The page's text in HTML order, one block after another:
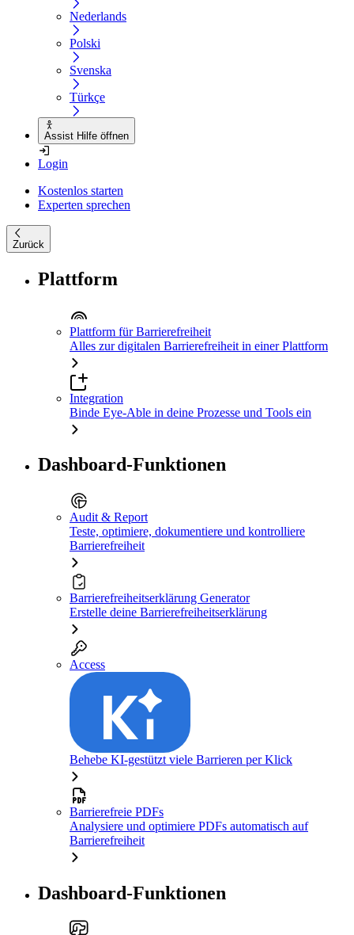
Nederlands
Polski
Svenska
Türkçe
Assist Hilfe öffnen
Login
Kostenlos starten
Experten sprechen
Zurück
Plattform
Plattform für Barrierefreiheit
Alles zur digitalen Barrierefreiheit in einer Plattform
Integration
Binde Eye-Able in deine Prozesse und Tools ein
Dashboard-Funktionen
Audit & Report
Teste, optimiere, dokumentiere und kontrolliere
Barrierefreiheit
Barrierefreiheitserklärung Generator
Erstelle deine Barrierefreiheitserklärung
Access
Behebe KI-gestützt viele Barrieren per Klick
Barrierefreie PDFs
Analysiere und optimiere PDFs automatisch auf
Barrierefreiheit
Dashboard-Funktionen